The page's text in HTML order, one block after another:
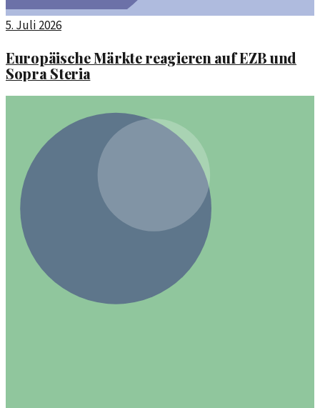
5. Juli 2026
Europäische Märkte reagieren auf EZB und
Sopra Steria